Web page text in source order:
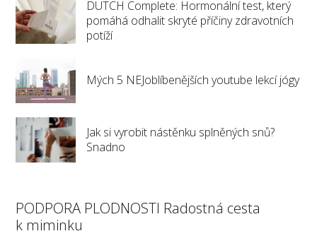
DUTCH Complete: Hormonální test, který
pomáhá odhalit skryté příčiny zdravotních
potíží
Mých 5 NEJoblíbenějších youtube lekcí jógy
Jak si vyrobit nástěnku splněných snů?
Snadno
PODPORA PLODNOSTI Radostná cesta
k miminku